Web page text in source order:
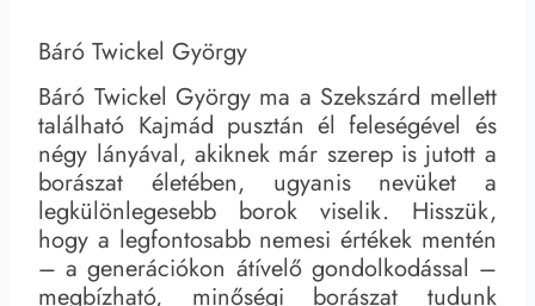
Báró Twickel György
Báró Twickel György ma a Szekszárd mellett
található Kajmád pusztán él feleségével és
négy lányával, akiknek már szerep is jutott a
borászat életében, ugyanis nevüket a
legkülönlegesebb borok viselik. Hisszük,
hogy a legfontosabb nemesi értékek mentén
– a generációkon átívelő gondolkodással –
megbízható, minőségi borászat tudunk